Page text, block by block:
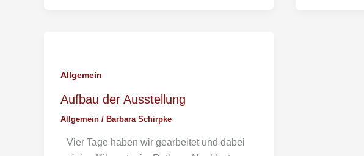
Allgemein
Aufbau der Ausstellung
Allgemein / Barbara Schirpke
Vier Tage haben wir gearbeitet und dabei